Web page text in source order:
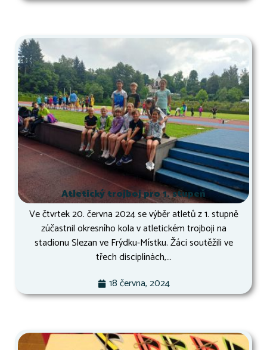
Atletický trojboj pro 1. stupeň
Ve čtvrtek 20. června 2024 se výběr atletů z 1. stupně
zúčastnil okresního kola v atletickém trojboji na
stadionu Slezan ve Frýdku-Místku. Žáci soutěžili ve
třech disciplínách,...
18 června, 2024